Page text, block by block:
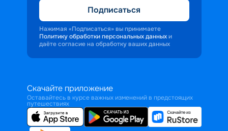
Подписаться
Нажимая «Подписаться» вы принимаете
Политику обработки персональных данных и
даёте согласие на обработку ваших данных
Скачайте приложение
Оставайтесь в курсе важных изменений в предстоящих
путешествиях